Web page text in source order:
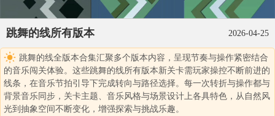
跳舞的线所有版本 2026-04-25
跳舞的线全版本合集汇聚多个版本内容，呈现节奏与操作紧密结合
的音乐闯关体验。这些跳舞的线所有版本新关卡需玩家操控不断前进的
线条，在音乐节拍引导下完成转向与路径选择。每一次转折与操作都与
背景音乐同步，关卡主题、音乐风格与场景设计上各具特色，从自然风
光到抽象空间不断变化，增强探索与挑战乐趣。